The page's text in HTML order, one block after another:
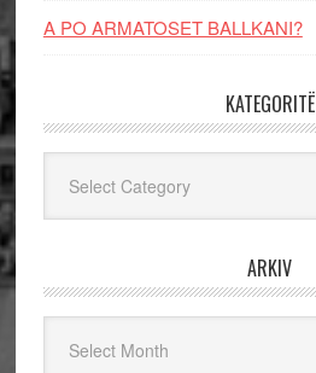
A PO ARMATOSET BALLKANI?
KATEGORITË
ARKIV